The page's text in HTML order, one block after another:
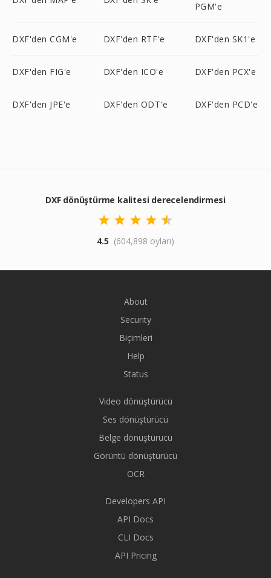
PGM'e
DXF'den CGM'e DXF'den RTF'e DXF'den SK1'e
DXF'den FIG'e DXF'den ICO'e DXF'den PCX'e
DXF'den JPE'e DXF'den ODT'e DXF'den PCD'e
DXF dönüştürme kalitesi derecelendirmesi
4.5 (604,898 oyları)
About
Security
Biçimleri
Help
Status
Video dönüştürücü
Ses dönüştürücü
Belge dönüştürücü
Görüntü dönüştürücü
OCR
Developers API
API Docs
CLI Docs
API Pricing